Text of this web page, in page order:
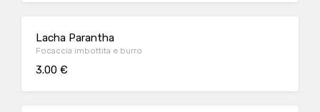
Lacha Parantha
Focaccia imbottita e burro
3.00 €